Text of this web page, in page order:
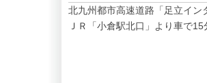
北九州都市高速道路「足立イン
ＪＲ「小倉駅北口」より車で15